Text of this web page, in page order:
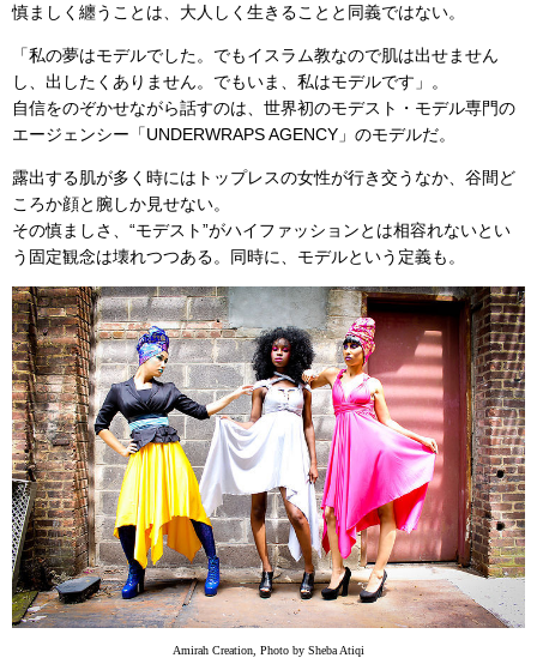
慎ましく纏うことは、大人しく生きることと同義ではない。
「私の夢はモデルでした。でもイスラム教なので肌は出せません
し、出したくありません。でもいま、私はモデルです」。
自信をのぞかせながら話すのは、世界初のモデスト・モデル専門の
エージェンシー「UNDERWRAPS AGENCY」のモデルだ。
露出する肌が多く時にはトップレスの女性が行き交うなか、谷間ど
ころか顔と腕しか見せない。
その慎ましさ、“モデスト”がハイファッションとは相容れないとい
う固定観念は壊れつつある。同時に、モデルという定義も。
Amirah Creation, Photo by Sheba Atiqi